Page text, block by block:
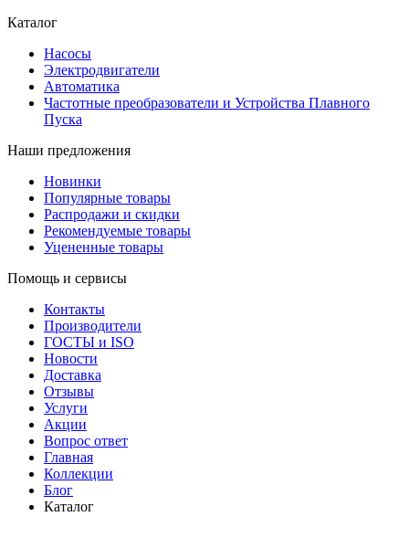
Каталог
Насосы
Электродвигатели
Автоматика
Частотные преобразователи и Устройства Плавного
Пуска
Наши предложения
Новинки
Популярные товары
Распродажи и скидки
Рекомендуемые товары
Уцененные товары
Помощь и сервисы
Контакты
Производители
ГОСТЫ и ISO
Новости
Доставка
Отзывы
Услуги
Акции
Вопрос ответ
Главная
Коллекции
Блог
Каталог